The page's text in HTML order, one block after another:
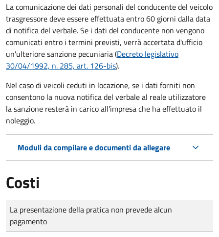
La comunicazione dei dati personali del conducente del veicolo
trasgressore deve essere effettuata entro 60 giorni dalla data
di notifica del verbale.Se i dati del conducente non vengono
comunicati entro i termini previsti, verrà accertata d'ufficio
un'ulteriore sanzione pecuniaria (Decreto legislativo
30/04/1992, n. 285, art. 126-bis).
Nel caso di veicoli ceduti in locazione, se i dati forniti non
consentono la nuova notifica del verbale al reale utilizzatore
la sanzione resterà in carico all'impresa che ha effettuato il
noleggio.
Moduli da compilare e documenti da allegare
Costi
Tipo di pagamento
Importo
La presentazione della pratica non prevede alcun
pagamento